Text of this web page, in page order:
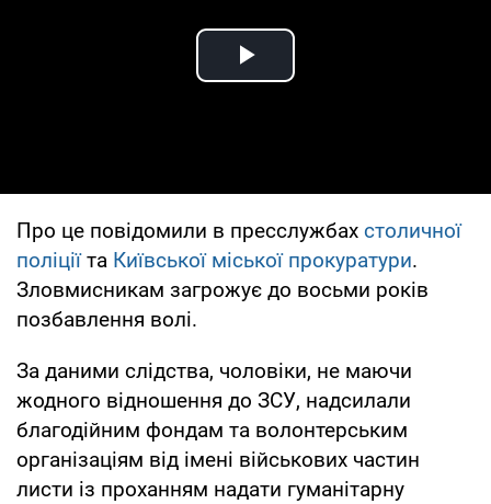
Play Video
Про це повідомили в пресслужбах столичної
поліціїта Київської міської прокуратури.
Зловмисникам загрожує до восьми років
позбавлення волі.
За даними слідства, чоловіки, не маючи
жодного відношення до ЗСУ, надсилали
благодійним фондам та волонтерським
організаціям від імені військових частин
листи із проханням надати гуманітарну